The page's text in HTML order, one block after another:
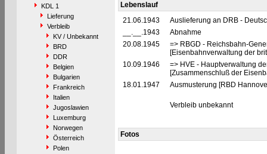
KDL 1
Lieferung
Verbleib
KV / Unbekannt
BRD
DDR
Belgien
Bulgarien
Frankreich
Italien
Jugoslawien
Luxemburg
Norwegen
Österreich
Polen
Lebenslauf
21.06.1943
Auslieferung an DRB -
__.__.1943
Abnahme
20.08.1945
=> RBGD - Reichsbahn-
[Eisenbahnverwaltung der
10.09.1946
=> HVE - Hauptverwaltung
[Zusammenschluß der
18.01.1947
Ausmusterung [RBD
Verbleib unbekannt
Fotos